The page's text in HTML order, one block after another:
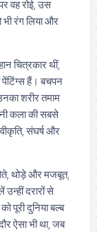
वह रोई, उस
रंग लिया और
चित्रकार थीं,
पेंटिंग्स हैं। बचपन
शरीर तमाम
कला की सबसे
संघर्ष और
थोड़े और मजबूत,
उन्हीं दरारों से
पूरी दुनिया बल्ब
ऐसा भी था, जब